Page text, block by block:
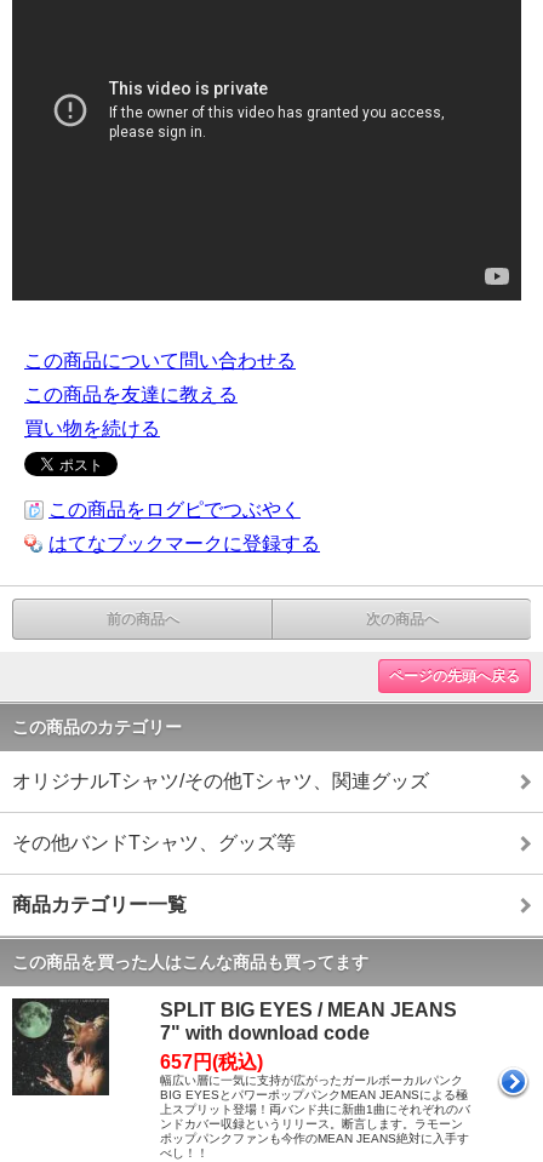
この商品について問い合わせる
この商品を友達に教える
買い物を続ける
この商品をログピでつぶやく
はてなブックマークに登録する
前の商品へ 次の商品へ
ページの先頭へ戻る
この商品のカテゴリー
オリジナルTシャツ/その他Tシャツ、関連グッズ
その他バンドTシャツ、グッズ等
商品カテゴリー一覧
この商品を買った人はこんな商品も買ってます
SPLIT BIG EYES / MEAN JEANS
7" with download code
657円(税込)
幅広い層に一気に支持が広がったガールボーカルパンク
BIG EYESとパワーポップパンクMEAN JEANSによる極
上スプリット登場！両バンド共に新曲1曲にそれぞれのバ
ンドカバー収録というリリース。断言します。ラモーン
ポップパンクファンも今作のMEAN JEANS絶対に入手す
べし！！